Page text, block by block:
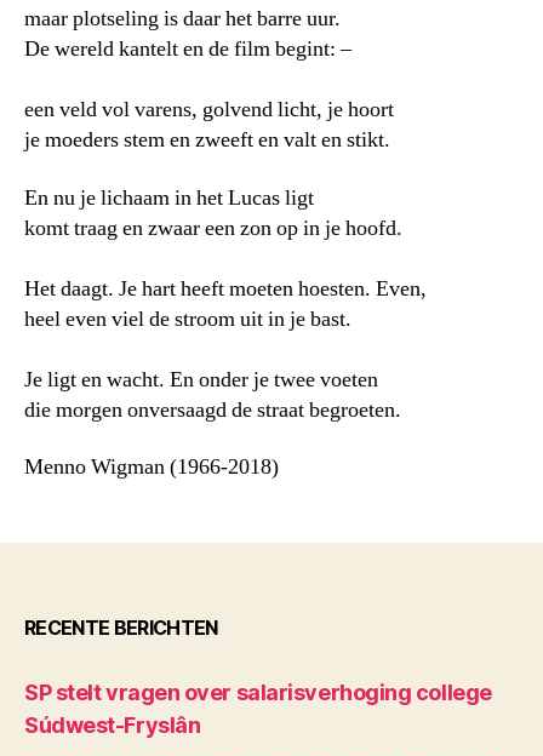
maar plotseling is daar het barre uur.
De wereld kantelt en de film begint: –
een veld vol varens, golvend licht, je hoort
je moeders stem en zweeft en valt en stikt.
En nu je lichaam in het Lucas ligt
komt traag en zwaar een zon op in je hoofd.
Het daagt. Je hart heeft moeten hoesten. Even,
heel even viel de stroom uit in je bast.
Je ligt en wacht. En onder je twee voeten
die morgen onversaagd de straat begroeten.
Menno Wigman (1966-2018)
RECENTE BERICHTEN
SP stelt vragen over salarisverhoging college
Súdwest-Fryslân